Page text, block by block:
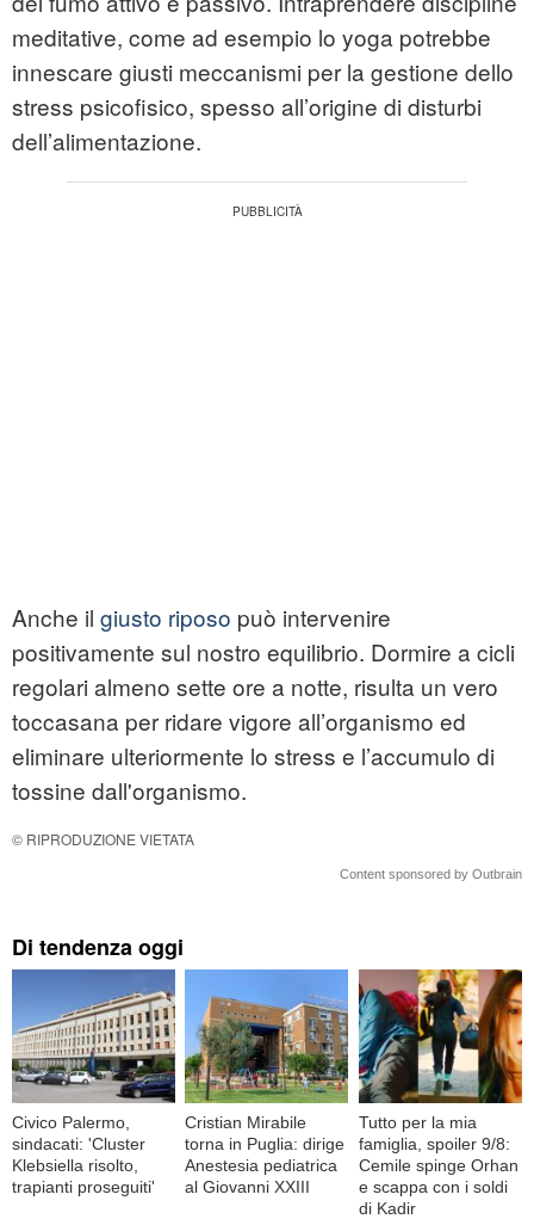
meditative, come ad esempio lo yoga potrebbe
innescare giusti meccanismi per la gestione dello
stress psicofisico, spesso all’origine di disturbi
dell’alimentazione.
Anche il giusto riposo può intervenire
positivamente sul nostro equilibrio. Dormire a cicli
regolari almeno sette ore a notte, risulta un vero
toccasana per ridare vigore all’organismo ed
eliminare ulteriormente lo stress e l’accumulo di
tossine dall'organismo.
© RIPRODUZIONE VIETATA
Content sponsored by Outbrain
Di tendenza oggi
Civico Palermo,
sindacati: 'Cluster
Klebsiella risolto,
trapianti proseguiti'
Cristian Mirabile
torna in Puglia: dirige
Anestesia pediatrica
al Giovanni XXIII
Tutto per la mia
famiglia, spoiler 9/8:
Cemile spinge Orhan
e scappa con i soldi
di Kadir